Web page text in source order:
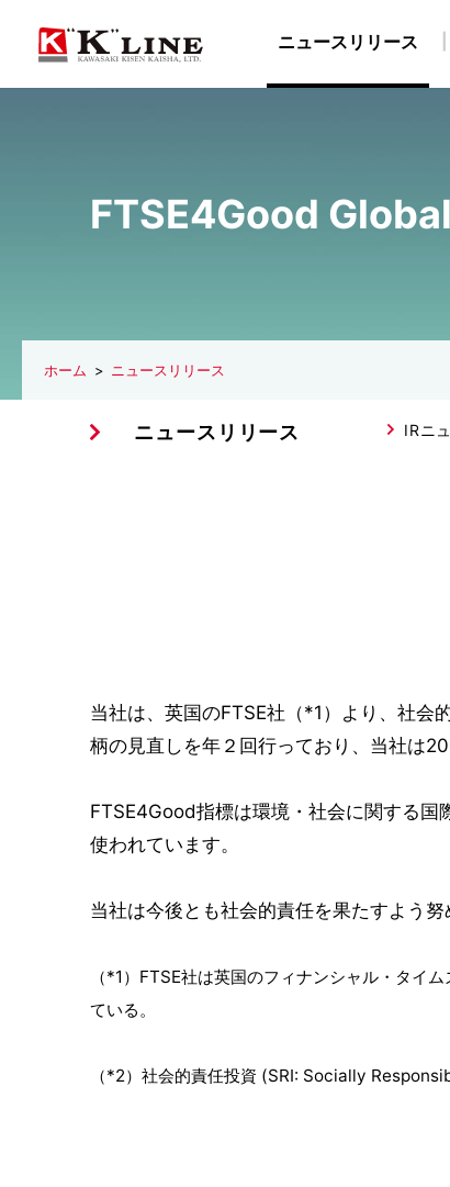
FTSE4Good
ホーム ニュースリリース
ニュースリリース IRニ
当社は、英国のFTSE社（*1）より、社
柄の見直しを年２回行っており、当社は
FTSE4Good指標は環境・社会に関する国
使われています。
当社は今後とも社会的責任を果たすよう努
（*1）FTSE社は英国のフィナンシャル・タイ
ている。
（*2）社会的責任投資 (SRI: Socially
ニュースリリース
ドライバルク船事業 自動車船事業 LNG
経営方針 IRライブラリ 財務・業績データ
社長メッセージ “K” LINEグループのサス
企業理念 社長ごあいさつ 会社概要
陸上職・海上職 新卒採用情報（船員教育機関